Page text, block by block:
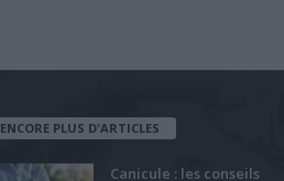
ENCORE PLUS D'ARTICLES
Canicule : les conseils